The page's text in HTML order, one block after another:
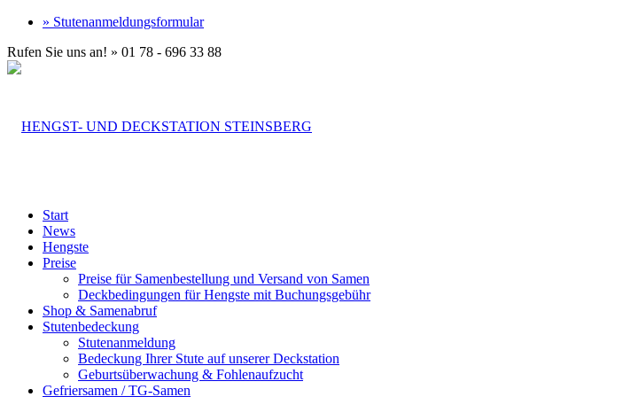
» Stutenanmeldungsformular
Rufen Sie uns an! » 01 78 - 696 33 88
Start
News
Hengste
Preise
Preise für Samenbestellung und Versand von Samen
Deckbedingungen für Hengste mit Buchungsgebühr
Shop & Samenabruf
Stutenbedeckung
Stutenanmeldung
Bedeckung Ihrer Stute auf unserer Deckstation
Geburtsüberwachung & Fohlenaufzucht
Gefriersamen / TG-Samen